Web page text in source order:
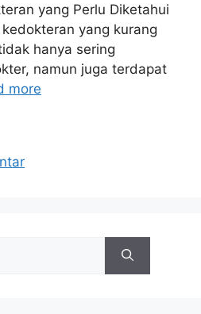
yang Perlu Diketahui
yang kurang
hanya sering
namun juga terdapat
more